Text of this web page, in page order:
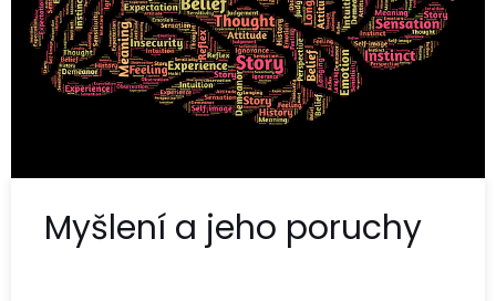
Myšlení a jeho poruchy